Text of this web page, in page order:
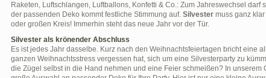
Raketen, Luftschlangen, Luftballons, Konfetti & Co.: Zum Jahreswechsel darf
der passenden Deko kommt festliche Stimmung auf. Silvester muss ganz
oder großen Kreis! Immerhin steht das neue Jahr vor der Tür.
Silvester als krönender Abschluss
Es ist jedes Jahr dasselbe. Kurz nach den Weihnachtsfeiertagen bricht eine
ganzen Weihnachtsstress vergessen hat, sich um eine Silvesterparty zu
die Zügel selbst in die Hand nehmen und eine Feier schmeißen? In